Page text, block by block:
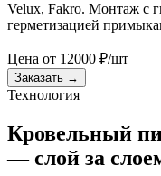
Velux, Fakro. Монтаж с
герметизацией
Цена от 12000 ₽/шт
Заказать →
Технология
Кровельный
— слой за